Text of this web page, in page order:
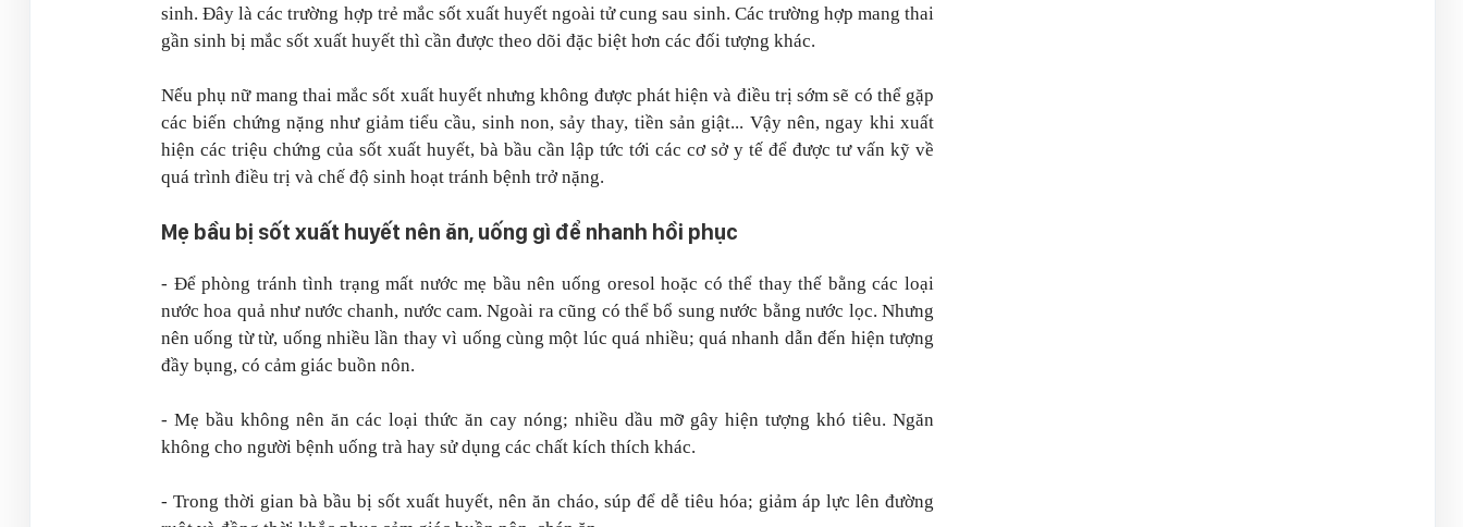
sinh. Đây là các trường hợp trẻ mắc sốt xuất huyết ngoài tử cung sau sinh. Các trường hợp mang thai
gần sinh bị mắc sốt xuất huyết thì cần được theo dõi đặc biệt hơn các đối tượng khác.
Nếu phụ nữ mang thai mắc sốt xuất huyết nhưng không được phát hiện và điều trị sớm sẽ có thể gặp
các biến chứng nặng như giảm tiểu cầu, sinh non, sảy thay, tiền sản giật... Vậy nên, ngay khi xuất
hiện các triệu chứng của sốt xuất huyết, bà bầu cần lập tức tới các cơ sở y tế để được tư vấn kỹ về
quá trình điều trị và chế độ sinh hoạt tránh bệnh trở nặng.
Mẹ bầu bị sốt xuất huyết nên ăn, uống gì để nhanh hồi phục
- Để phòng tránh tình trạng mất nước mẹ bầu nên uống oresol hoặc có thể thay thế bằng các loại
nước hoa quả như nước chanh, nước cam. Ngoài ra cũng có thể bổ sung nước bằng nước lọc. Nhưng
nên uống từ từ, uống nhiều lần thay vì uống cùng một lúc quá nhiều; quá nhanh dẫn đến hiện tượng
đầy bụng, có cảm giác buồn nôn.
- Mẹ bầu không nên ăn các loại thức ăn cay nóng; nhiều dầu mỡ gây hiện tượng khó tiêu. Ngăn
không cho người bệnh uống trà hay sử dụng các chất kích thích khác.
- Trong thời gian bà bầu bị sốt xuất huyết, nên ăn cháo, súp để dễ tiêu hóa; giảm áp lực lên đường